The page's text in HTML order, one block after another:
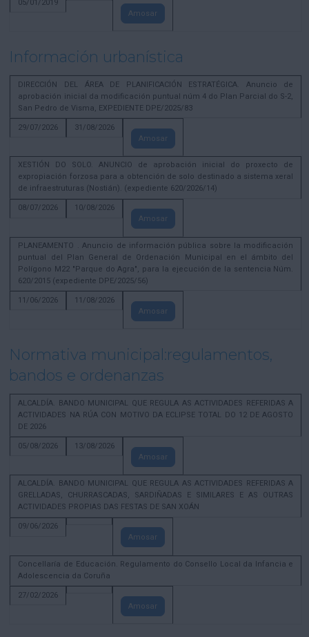
Amosar
Información urbanística
DIRECCIÓN DEL ÁREA DE PLANIFICACIÓN ESTRATÉGICA. Anuncio de
aprobación inicial da modificación puntual núm 4 do Plan Parcial do S-2,
San Pedro de Visma, EXPEDIENTE DPE/2025/83
29/07/2026
31/08/2026
Amosar
XESTIÓN DO SOLO. ANUNCIO de aprobación inicial do proxecto de
expropiación forzosa para a obtención de solo destinado a sistema xeral
de infraestruturas (Nostián). (expediente 620/2026/14)
08/07/2026
10/08/2026
Amosar
PLANEAMENTO . Anuncio de información pública sobre la modificación
puntual del Plan General de Ordenación Municipal en el ámbito del
Polígono M22 "Parque do Agra", para la ejecución de la sentencia Núm.
620/2015 (expediente DPE/2025/56)
11/06/2026
11/08/2026
Amosar
Normativa municipal:regulamentos,
bandos e ordenanzas
ALCALDÍA. BANDO MUNICIPAL QUE REGULA AS ACTIVIDADES REFERIDAS A
ACTIVIDADES NA RÚA CON MOTIVO DA ECLIPSE TOTAL DO 12 DE AGOSTO
DE 2026
05/08/2026
13/08/2026
Amosar
ALCALDÍA. BANDO MUNICIPAL QUE REGULA AS ACTIVIDADES REFERIDAS A
GRELLADAS, CHURRASCADAS, SARDIÑADAS E SIMILARES E AS OUTRAS
ACTIVIDADES PROPIAS DAS FESTAS DE SAN XOÁN
09/06/2026
Amosar
Concellaría de Educación. Regulamento do Consello Local da Infancia e
Adolescencia da Coruña
27/02/2026
Amosar